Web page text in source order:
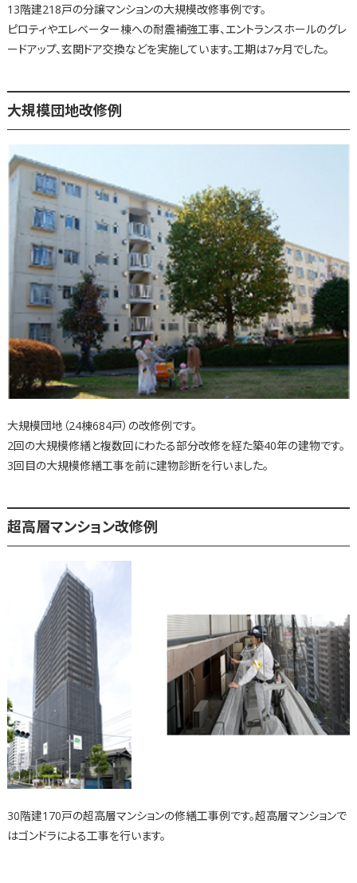
13階建218戸の分譲マンションの大規模改修事例です。
ピロティやエレベーター棟への耐震補強工事、エントランスホールのグレ
ードアップ、玄関ドア交換などを実施しています。工期は7ヶ月でした。
大規模団地改修例
大規模団地（24棟684戸）の改修例です。
2回の大規模修繕と複数回にわたる部分改修を経た築40年の建物です。
3回目の大規模修繕工事を前に建物診断を行いました。
超高層マンション改修例
30階建170戸の超高層マンションの修繕工事例です。超高層マンションで
はゴンドラによる工事を行います。